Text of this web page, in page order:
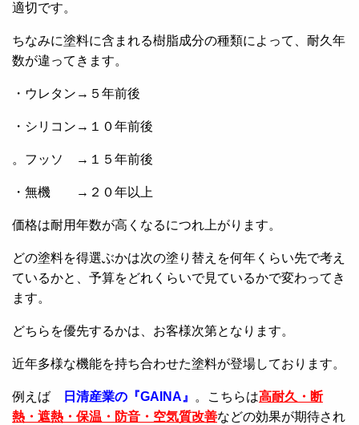
適切です。
ちなみに塗料に含まれる樹脂成分の種類によって、耐久年
数が違ってきます。
・ウレタン→５年前後
・シリコン→１０年前後
。フッソ →１５年前後
・無機 →２０年以上
価格は耐用年数が高くなるにつれ上がります。
どの塗料を得選ぶかは次の塗り替えを何年くらい先で考え
ているかと、予算をどれくらいで見ているかで変わってき
ます。
どちらを優先するかは、お客様次第となります。
近年多様な機能を持ち合わせた塗料が登場しております。
例えば 日清産業の『GAINA』 。こちらは高耐久・断
熱・遮熱・保温・防音・空気質改善などの効果が期待され